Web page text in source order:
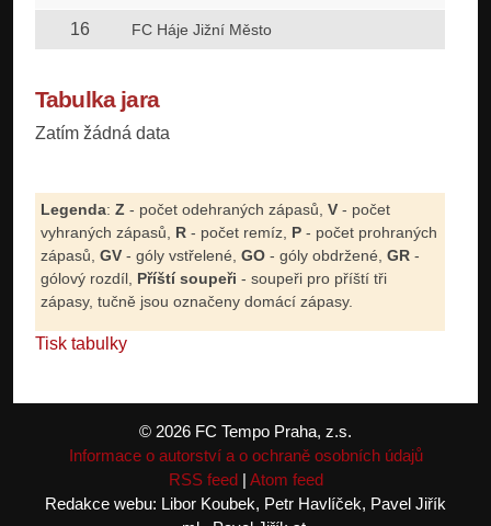
16 FC Háje Jižní Město
Tabulka jara
Zatím žádná data
Legenda: Z - počet odehraných zápasů, V - počet
vyhraných zápasů, R - počet remíz, P - počet prohraných
zápasů, GV - góly vstřelené, GO - góly obdržené, GR -
gólový rozdíl, Příští soupeři - soupeři pro příští tři
zápasy, tučně jsou označeny domácí zápasy.
Tisk tabulky
© 2026 FC Tempo Praha, z.s.
Informace o autorství a o ochraně osobních údajů
RSS feed| Atom feed
Redakce webu: Libor Koubek, Petr Havlíček, Pavel Jiřík